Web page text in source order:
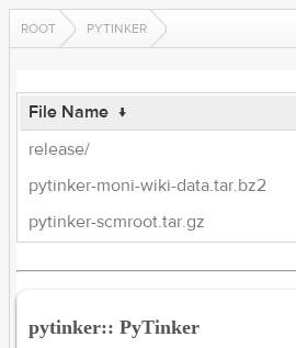
ROOT PYTINKER
File Name ↓
release/
pytinker-moni-wiki-data.tar.bz2
pytinker-scmroot.tar.gz
pytinker:: PyTinker